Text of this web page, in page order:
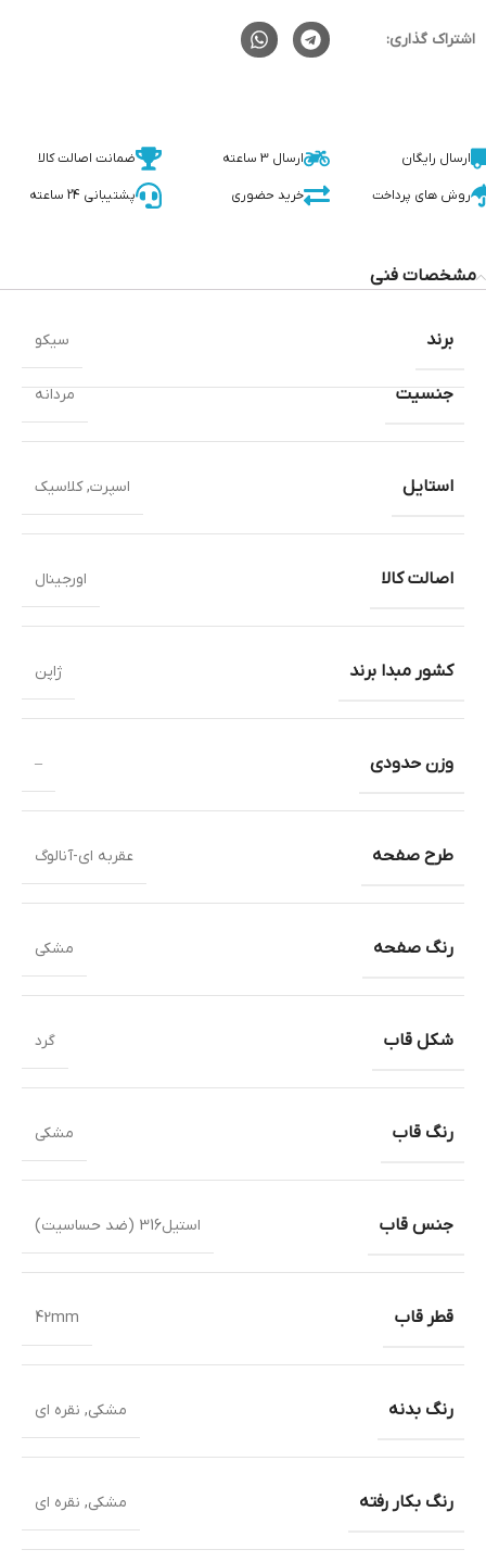
اشتراک گذاری:
ارسال رایگان ارسال 3 ساعته ضمانت اصالت کالا
روش های پرداخت خرید حضوری پشتیبانی 24 ساعته
مشخصات فنی
جنسیت مردانه
استایل اسپرت,کلاسیک
اصالت کالا اورجینال
کشور مبدا برند ژاپن
وزن حدودی –
طرح صفحه عقربه ای-آنالوگ
رنگ صفحه مشکی
شکل قاب گرد
رنگ قاب مشکی
جنس قاب استیل316 (ضد حساسیت)
قطر قاب 42mm
رنگ بدنه مشکی, نقره ای
رنگ بکار رفته مشکی, نقره ای
برند سیکو